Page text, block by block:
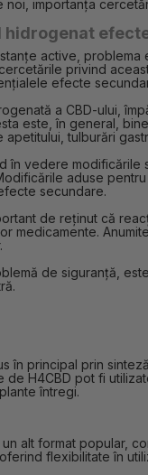
noi, importanța
hidrogenat
active,
privind
efecte
a CBD-ului,
este, în general,
apetitului, tulburări
în vedere modificările
aduse
secundare.
de reținut că
medicamente.
de siguranță,
în principal prin
de H4CBD pot fi
întregi.
un alt format popular,
flexibilitate în